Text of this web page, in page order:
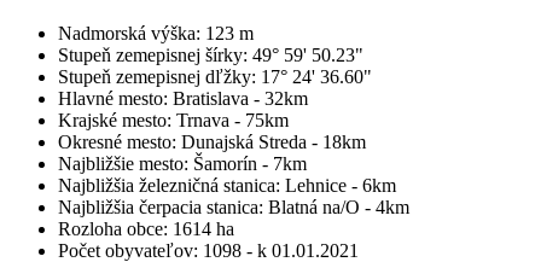
Nadmorská výška: 123 m
Stupeň zemepisnej šírky: 49° 59' 50.23"
Stupeň zemepisnej dľžky: 17° 24' 36.60"
Hlavné mesto: Bratislava - 32km
Krajské mesto: Trnava - 75km
Okresné mesto: Dunajská Streda - 18km
Najbližšie mesto: Šamorín - 7km
Najbližšia železničná stanica: Lehnice - 6km
Najbližšia čerpacia stanica: Blatná na/O - 4km
Rozloha obce: 1614 ha
Počet obyvateľov: 1098 - k 01.01.2021